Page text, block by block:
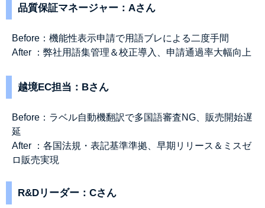
品質保証マネージャー：Aさん
Before：機能性表示申請で用語ブレによる二度手間
After ：弊社用語集管理＆校正導入、申請通過率大幅向上
越境EC担当：Bさん
Before：ラベル自動機翻訳で多国語審査NG、販売開始遅
延
After ：各国法規・表記基準準拠、早期リリース＆ミスゼ
ロ販売実現
R&Dリーダー：Cさん